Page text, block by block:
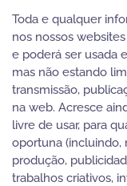
Toda e qualquer
nos nossos
e poderá ser usada
mas não estando
transmissão,
na web. Acresce
livre de usar, para
oportuna (incluindo,
produção,
trabalhos criativos,